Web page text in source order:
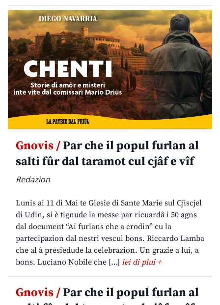
Gnovis /Par che il popul furlan al
salti fûr dal taramot cul cjâf e vîf
Redazion
Lunis ai 11 di Mai te Glesie di Sante Marie sul Cjiscjel
di Udin, si è tignude la messe par ricuardâ i 50 agns
dal document “Ai furlans che a crodin” cu la
partecipazion dal nestri vescul bons. Riccardo Lamba
che al à presiedude la celebrazion. Un grazie a lui, a
bons. Luciano Nobile che […] lei di plui +
Gnovis /Par che il popul furlan al